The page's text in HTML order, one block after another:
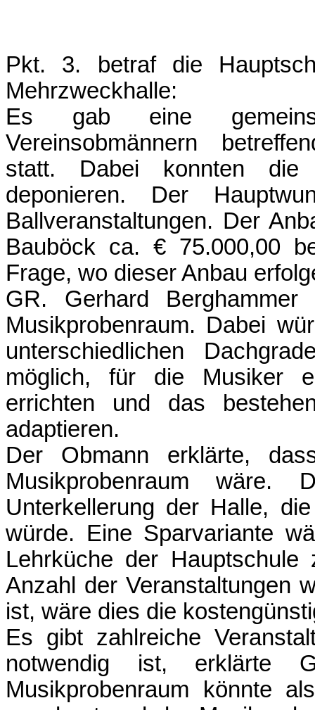
Pkt. 3. betraf die
Mehrzweckhalle:
Es gab eine
Vereinsobmännern
statt. Dabei konnten die
deponieren. Der
Ballveranstaltungen. Der
Bauböck ca. € 75.000,00
Frage, wo dieser Anbau
GR. Gerhard
Musikprobenraum. Dabei
unterschiedlichen
möglich, für die Musiker
errichten und das
adaptieren.
Der Obmann erklärte,
Musikprobenraum
Unterkellerung der Halle,
würde. Eine Sparvariante
Lehrküche der
Anzahl der Veranstaltungen
ist, wäre dies die
Es gibt zahlreiche
notwendig ist, erklärte
Musikprobenraum könnte